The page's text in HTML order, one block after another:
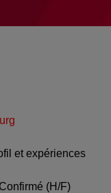
et expériences
(H/F)